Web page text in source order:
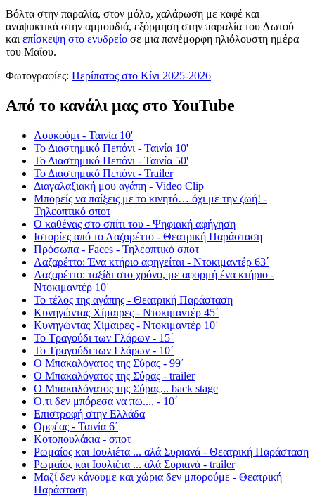
Βόλτα στην παραλία, στον μόλο, χαλάρωση με καφέ και
αναψυκτικά στην αμμουδιά, εξόρμηση στην παραλία του Λωτού
και επίσκεψη στο ενυδρείο σε μια πανέμορφη ηλιόλουστη ημέρα
του Μαΐου.
Φωτογραφίες: Περίπατος στο Κίνι 2025-2026
Από το κανάλι μας στο YouTube
Λουκούμι - Ταινία 10'
Το Διαστημικό Πεπόνι - Ταινία 10'
Το Διαστημικό Πεπόνι - Ταινία 50'
Το Διαστημικό Πεπόνι - Trailer
Διαγαλαξιακή μου αγάπη - Video Clip
Μπορείς να παίξεις με το κινητό… όχι με την ζωή! -
Τηλεοπτικό σποτ
Ο καθένας στο σπίτι του - Ψηφιακή αφήγηση
Ιστορίες από το Λαζαρέττο - Θεατρική Παράσταση
Πρόσωπα - Faces - Τηλεοπτικό σποτ
Λαζαρέττο: Ένα κτήριο αφηγείται - Ντοκιμαντέρ 63΄
Λαζαρέττο: ταξίδι στο χρόνο, με αφορμή ένα κτήριο -
Ντοκιμαντέρ 10΄
Το τέλος της αγάπης - Θεατρική Παράσταση
Κυνηγώντας Χίμαιρες - Ντοκιμαντέρ 45΄
Κυνηγώντας Χίμαιρες - Ντοκιμαντέρ 10΄
Το Τραγούδι των Γλάρων - 15΄
Το Τραγούδι των Γλάρων - 10΄
Ο Μπακαλόγατος της Σύρας - 99΄
Ο Μπακαλόγατος της Σύρας - trailer
Ο Μπακαλόγατος της Σύρας... back stage
Ό,τι δεν μπόρεσα να πω..., - 10΄
Επιστροφή στην Ελλάδα
Ορφέας - Ταινία 6΄
Κοτοπουλάκια - σποτ
Ρωμαίος και Ιουλιέτα ... αλά Συριανά - Θεατρική Παράσταση
Ρωμαίος και Ιουλιέτα ... αλά Συριανά - trailer
Μαζί δεν κάνουμε και χώρια δεν μπορούμε - Θεατρική
Παράσταση